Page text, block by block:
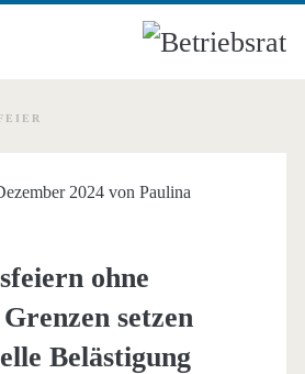
2024 von Paulina
ohne
setzen
Belästigung